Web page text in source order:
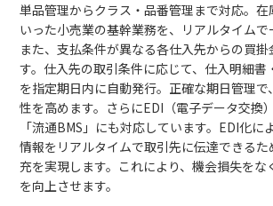
単品管理からクラス・品番管理まで対応。在
いった小売業の基幹業務を、リアルタイムで
また、支払条件が異なる各仕入先からの買掛
す。仕入先の取引条件に応じて、仕入明細書
を指定期日内に自動発行。正確な期日管理
性を高めます。さらにEDI（電子データ交換
「流通BMS」にも対応しています。EDI化に
情報をリアルタイムで取引先に伝達できる
充を実現します。これにより、機会損失をな
を向上させます。